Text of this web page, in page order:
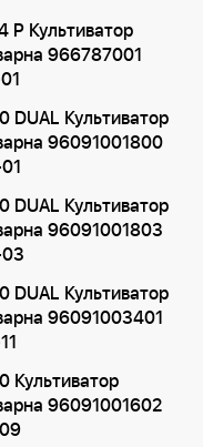
P Культиватор
966787001
DUAL Культиватор
96091001800
DUAL Культиватор
96091001803
DUAL Культиватор
96091003401
Культиватор
96091001602